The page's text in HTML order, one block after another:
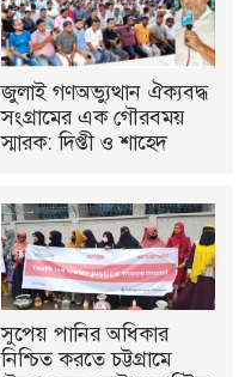
জুলাই গণঅভ্যুত্থান ঐক্যবদ্ধ
সংগ্রামের এক গৌরবময়
স্মারক: দিপ্তী ও শাহেদ
সুপেয় পানির অধিকার
নিশ্চিত করতে চট্টগ্রামে